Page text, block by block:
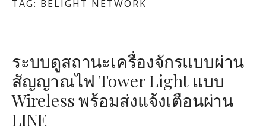
TAG: BELIGHT NETWORK
ระบบดูสถานะเครื่องจักรแบบผ่าน
สัญญาณไฟ Tower Light แบบ
Wireless พร้อมส่งแจ้งเตือนผ่าน
LINE